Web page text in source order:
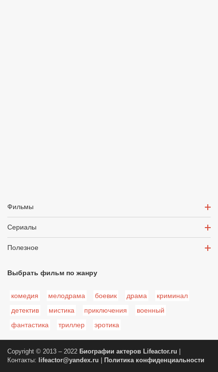
Фильмы
Сериалы
Полезное
Выбрать фильм по жанру
комедия мелодрама боевик драма
криминал
детектив
мистика приключения
военный
фантастика
триллер эротика
Copyright © 2013 – 2022 Биографии актеров Lifeactor.ru
Контакты:
lifeactor@yandex.ru Политика конфиденциальности